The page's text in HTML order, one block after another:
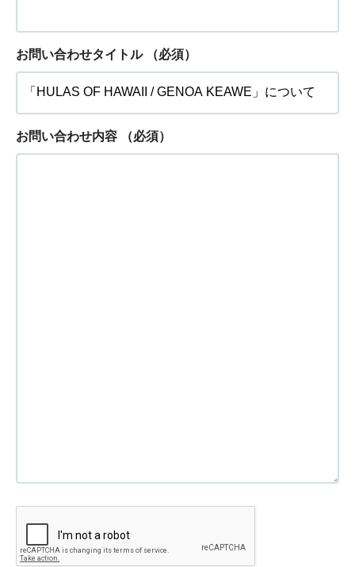
お問い合わせタイトル （必須）
お問い合わせ内容 （必須）